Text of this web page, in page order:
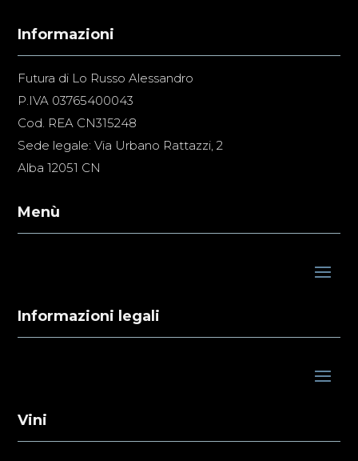
Informazioni
Futura di Lo Russo Alessandro
P.IVA 03765400043
Cod. REA CN315248
Sede legale: Via Urbano Rattazzi, 2
Alba 12051 CN
Menù
Informazioni legali
Vini